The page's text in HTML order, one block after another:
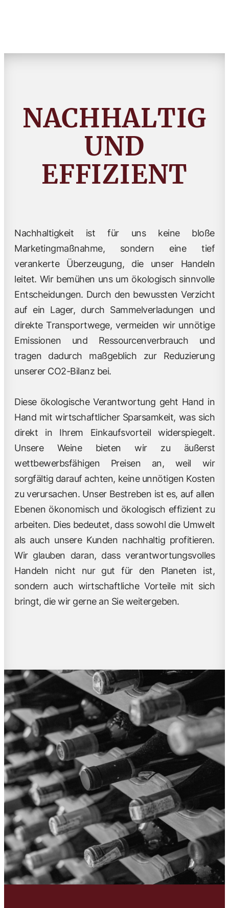
NACHHALTIG
UND
EFFIZIENT
Nachhaltigkeit ist für uns keine bloße
Marketingmaßnahme, sondern eine tief
verankerte Überzeugung, die unser Handeln
leitet. Wir bemühen uns um ökologisch sinnvolle
Entscheidungen. Durch den bewussten Verzicht
auf ein Lager, durch Sammelverladungen und
direkte Transportwege, vermeiden wir unnötige
Emissionen und Ressourcenverbrauch und
tragen dadurch maßgeblich zur Reduzierung
unserer CO2-Bilanz bei.
Diese ökologische Verantwortung geht Hand in
Hand mit wirtschaftlicher Sparsamkeit, was sich
direkt in Ihrem Einkaufsvorteil widerspiegelt.
Unsere Weine bieten wir zu äußerst
wettbewerbsfähigen Preisen an, weil wir
sorgfältig darauf achten, keine unnötigen Kosten
zu verursachen. Unser Bestreben ist es, auf allen
Ebenen ökonomisch und ökologisch effizient zu
arbeiten. Dies bedeutet, dass sowohl die Umwelt
als auch unsere Kunden nachhaltig profitieren.
Wir glauben daran, dass verantwortungsvolles
Handeln nicht nur gut für den Planeten ist,
sondern auch wirtschaftliche Vorteile mit sich
bringt, die wir gerne an Sie weitergeben.